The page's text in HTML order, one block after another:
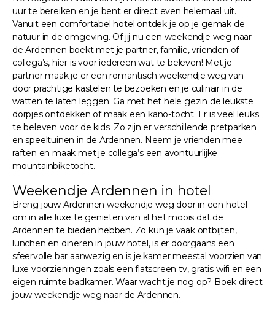
uur te bereiken en je bent er direct even helemaal uit.
Vanuit een comfortabel hotel ontdek je op je gemak de
natuur in de omgeving. Of jij nu een weekendje weg naar
de Ardennen boekt met je partner, familie, vrienden of
collega’s, hier is voor iedereen wat te beleven! Met je
partner maak je er een romantisch weekendje weg van
door prachtige kastelen te bezoeken en je culinair in de
watten te laten leggen. Ga met het hele gezin de leukste
dorpjes ontdekken of maak een kano-tocht. Er is veel leuks
te beleven voor de kids. Zo zijn er verschillende pretparken
en speeltuinen in de Ardennen. Neem je vrienden mee
raften en maak met je collega’s een avontuurlijke
mountainbiketocht.
Weekendje Ardennen in hotel
Breng jouw Ardennen weekendje weg door in een hotel
om in alle luxe te genieten van al het moois dat de
Ardennen te bieden hebben. Zo kun je vaak ontbijten,
lunchen en dineren in jouw hotel, is er doorgaans een
sfeervolle bar aanwezig en is je kamer meestal voorzien van
luxe voorzieningen zoals een flatscreen tv, gratis wifi en een
eigen ruimte badkamer. Waar wacht je nog op? Boek direct
jouw weekendje weg naar de Ardennen.